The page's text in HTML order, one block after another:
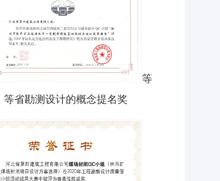
等
等省勘测设计的概念提名奖